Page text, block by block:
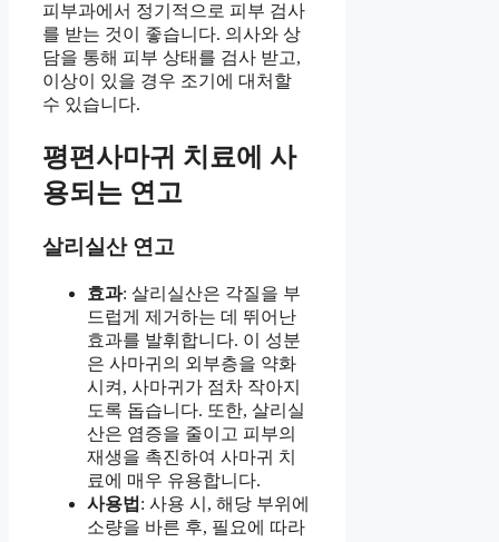
피부과에서 정기적으로 피부 검사
를 받는 것이 좋습니다. 의사와 상
담을 통해 피부 상태를 검사 받고,
이상이 있을 경우 조기에 대처할
수 있습니다.
평편사마귀 치료에 사
용되는 연고
살리실산 연고
효과: 살리실산은 각질을 부
드럽게 제거하는 데 뛰어난
효과를 발휘합니다. 이 성분
은 사마귀의 외부층을 약화
시켜, 사마귀가 점차 작아지
도록 돕습니다. 또한, 살리실
산은 염증을 줄이고 피부의
재생을 촉진하여 사마귀 치
료에 매우 유용합니다.
사용법 : 사용 시, 해당 부위에
소량을 바른 후, 필요에 따라